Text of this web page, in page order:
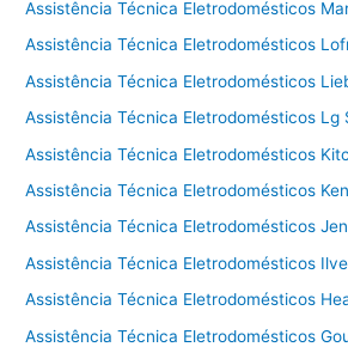
Assistência Técnica Eletrodomésticos
Assistência Técnica Eletrodomésticos
Assistência Técnica Eletrodomésticos
Assistência Técnica Eletrodomésticos Lg
Assistência Técnica Eletrodomésticos
Assistência Técnica Eletrodomésticos
Assistência Técnica Eletrodomésticos
Assistência Técnica Eletrodomésticos
Assistência Técnica Eletrodomésticos
Assistência Técnica Eletrodomésticos